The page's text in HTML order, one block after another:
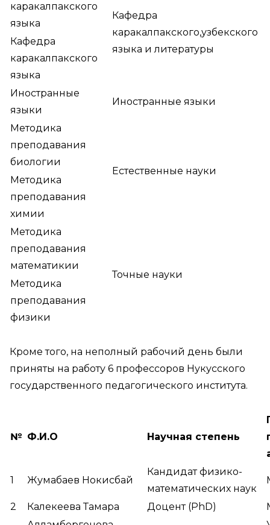
каракалпакского
языка
Кафедра
каракалпакского,узбекского
языка и литературы
Кафедра
каракалпакского
языка
Иностранные
языки
Иностранные языки
Методика
преподавания
биологии
Естественные науки
Методика
преподавания
химии
Методика
преподавания
математикии
Точные науки
Методика
преподавания
физики
Кроме того, на неполный рабочий день были
приняты на работу 6 профессоров Нукусского
государственного педагогического института.
№ Ф.И.О Научная степень
1 Жумабаев Нокисбай
Кандидат физико-
математических наук
2 Калекеева Тамара Доцент (PhD)